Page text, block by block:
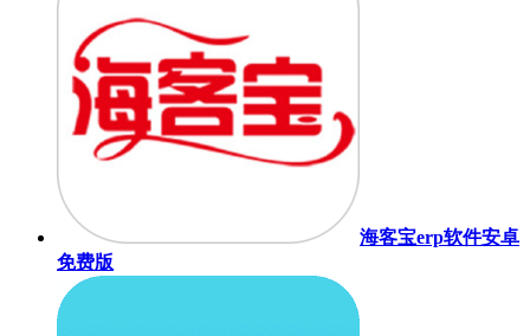
海客宝erp软件安卓
免费版